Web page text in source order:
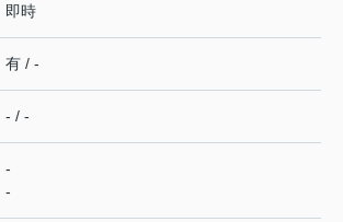
即時
有 / -
- / -
-
-